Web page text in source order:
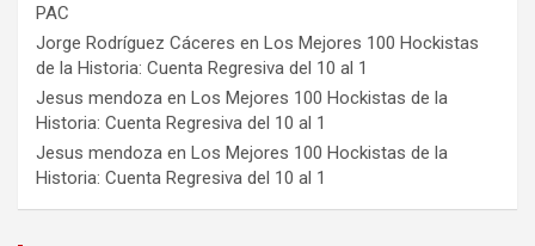
PAC
Jorge Rodríguez Cáceres en Los Mejores 100 Hockistas
de la Historia: Cuenta Regresiva del 10 al 1
Jesus mendoza en Los Mejores 100 Hockistas de la
Historia: Cuenta Regresiva del 10 al 1
Jesus mendoza en Los Mejores 100 Hockistas de la
Historia: Cuenta Regresiva del 10 al 1